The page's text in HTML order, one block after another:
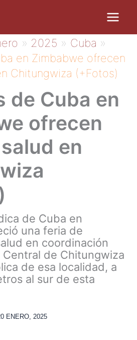
2025
Cuba
en Zimbabwe ofrecen
Chitungwiza (+Fotos)
de Cuba en
ofrecen
en
de Cuba en
una feria de
en coordinación
de Chitungwiza
de esa localidad, a
al sur de esta
ENERO, 2025